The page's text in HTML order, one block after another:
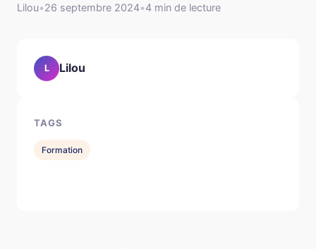
Lilou•26 septembre 2024•4 min de lecture
L Lilou
TAGS
Formation